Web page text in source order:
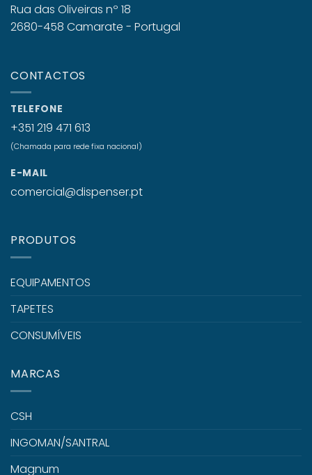
Rua das Oliveiras nº 18
2680-458 Camarate - Portugal
CONTACTOS
TELEFONE
+351 219 471 613
(Chamada para rede fixa nacional)
E-MAIL
comercial@dispenser.pt
PRODUTOS
EQUIPAMENTOS
TAPETES
CONSUMÍVEIS
MARCAS
CSH
INGOMAN/SANTRAL
Magnum